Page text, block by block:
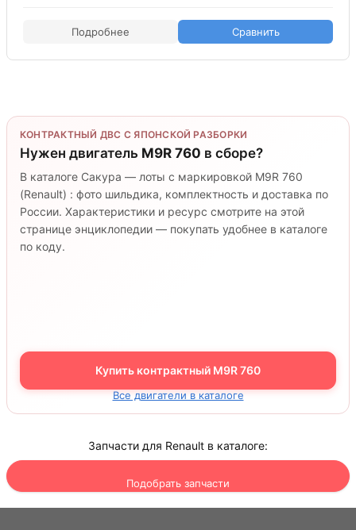
Подробнее Сравнить
КОНТРАКТНЫЙ ДВС С ЯПОНСКОЙ РАЗБОРКИ
Нужен двигатель M9R 760 в сборе?
В каталоге Сакура — лоты с маркировкой M9R 760
(Renault) : фото шильдика, комплектность и доставка по
России. Характеристики и ресурс смотрите на этой
странице энциклопедии — покупать удобнее в каталоге
по коду.
Купить контрактный M9R 760
Все двигатели в каталоге
Запчасти для Renault в каталоге:
Подобрать запчасти